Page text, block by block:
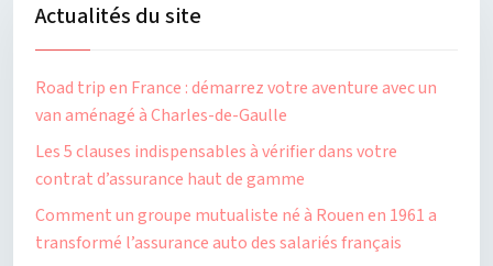
Actualités du site
Road trip en France : démarrez votre aventure avec un
van aménagé à Charles-de-Gaulle
Les 5 clauses indispensables à vérifier dans votre
contrat d’assurance haut de gamme
Comment un groupe mutualiste né à Rouen en 1961 a
transformé l’assurance auto des salariés français